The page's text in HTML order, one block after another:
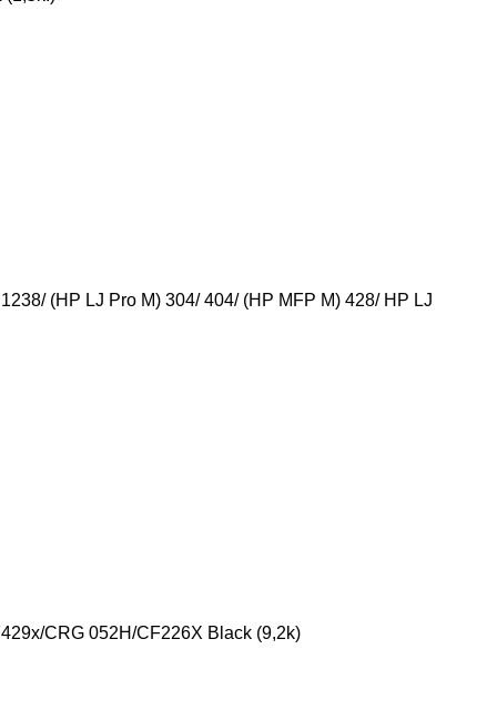
(HP LJ Pro M) 304/ 404/ (HP MFP M) 428/ HP LJ
CRG 052H/CF226X Black (9,2k)